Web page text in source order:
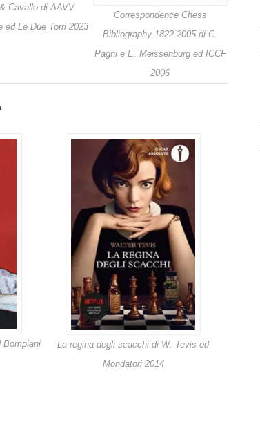
Cavallo di AAVV
ed Le Due Torri 2023
Correspondence Chess
Bibliography 1822 2005 di C.
Pagni e E. Meissenburg ed ICCF
2006
Bompiani
La regina degli scacchi di W. Tevis ed
Mondatori 2014